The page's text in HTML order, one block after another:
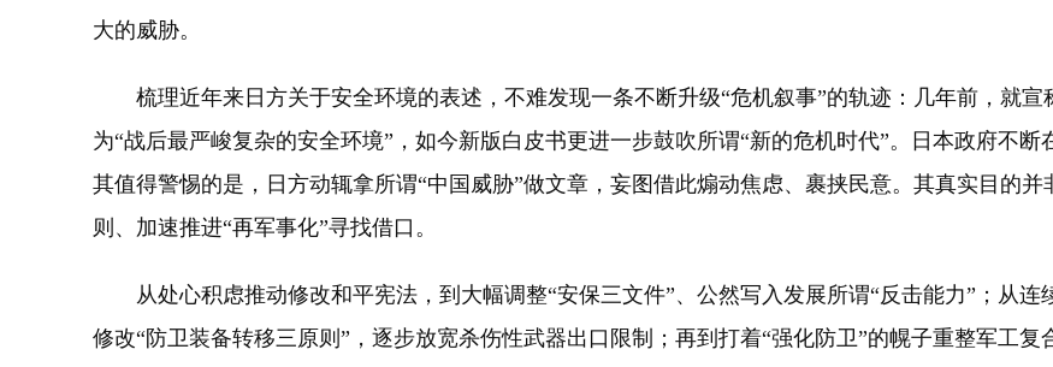
大的威胁。
梳理近年来日方关于安全环境的表述，不难发现一条不断升级“危机叙事”的轨迹：几年前，就宣
为“战后最严峻复杂的安全环境”，如今新版白皮书更进一步鼓吹所谓“新的危机时代”。日本政府不
其值得警惕的是，日方动辄拿所谓“中国威胁”做文章，妄图借此煽动焦虑、裹挟民意。其真实目的
则、加速推进“再军事化”寻找借口。
从处心积虑推动修改和平宪法，到大幅调整“安保三文件”、公然写入发展所谓“反击能力”；从连
修改“防卫装备转移三原则”，逐步放宽杀伤性武器出口限制；再到打着“强化防卫”的幌子重整军工